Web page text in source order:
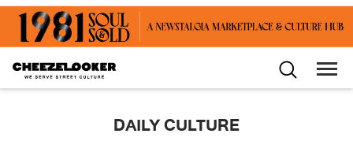
DAILY CULTURE